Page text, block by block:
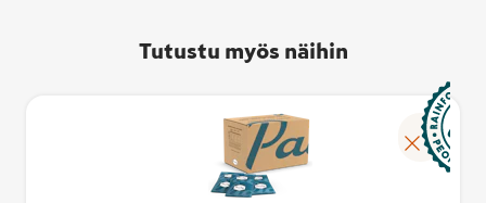
Tutustu myös näihin